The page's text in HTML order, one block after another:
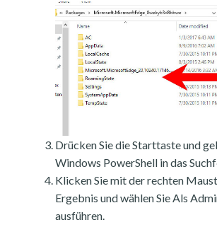
Drücken Sie die Starttaste und
Windows PowerShell in das
Klicken Sie mit der rechten
Ergebnis und wählen Sie Als
ausführen.